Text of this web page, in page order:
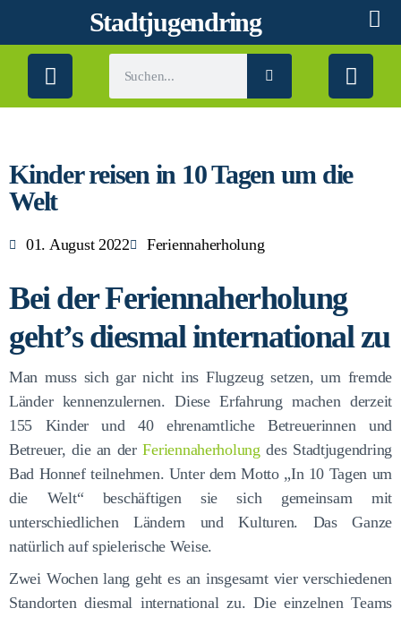
Stadtjugendring
Kinder reisen in 10 Tagen um die
Welt
01. August 2022 Feriennaherholung
Bei der Feriennaherholung
geht’s diesmal international zu
Man muss sich gar nicht ins Flugzeug setzen, um fremde
Länder kennenzulernen. Diese Erfahrung machen derzeit
155 Kinder und 40 ehrenamtliche Betreuerinnen und
Betreuer, die an derFeriennaherholungdes Stadtjugendring
Bad Honnef teilnehmen. Unter dem Motto „In 10 Tagen um
die Welt“ beschäftigen sie sich gemeinsam mit
unterschiedlichen Ländern und Kulturen. Das Ganze
natürlich auf spielerische Weise.
Zwei Wochen lang geht es an insgesamt vier verschiedenen
Standorten diesmal international zu. Die einzelnen Teams